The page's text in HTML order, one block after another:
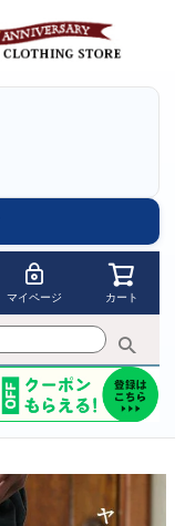
マイページ カート